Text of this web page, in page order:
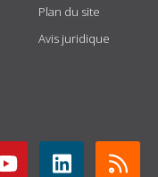
Plan du site
Avis juridique